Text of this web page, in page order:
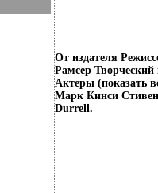
От издателя
Рамсер
Актеры (показать
Марк Кинси
Durrell.